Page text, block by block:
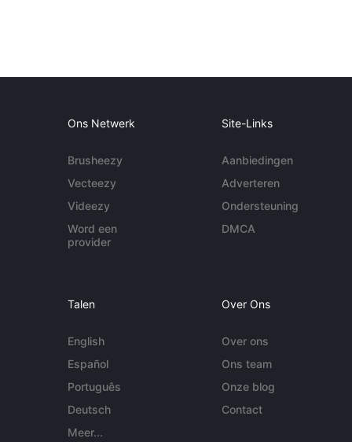
Ons Netwerk
Brusheezy
Vecteezy
Videezy
Word een
provider
Site-Links
Aanbiedingen
Adverteren
Ondersteuning
DMCA
Talen
English
Español
Português
Deutsch
Meer...
Over Ons
Over ons
Ons team
Onze blog
Contact